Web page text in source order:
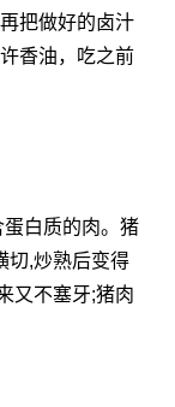
把做好的卤汁
香油，吃之前
白质的肉。猪
切,炒熟后变得
又不塞牙;猪肉